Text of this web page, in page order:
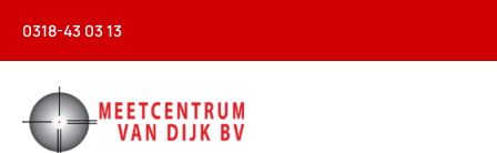
naar
de
inhoud
0318-43 03 13